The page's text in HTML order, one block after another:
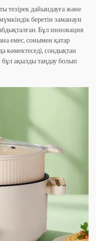
тезірек дайындауға және
беретін заманауи
Бұл инновация
емес, сонымен қатар
көмектеседі, сондықтан
ақылды таңдау болып